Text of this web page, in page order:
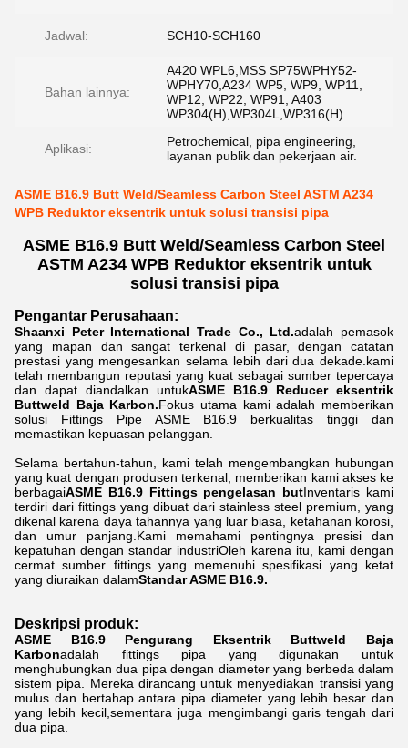
Jadwal: SCH10-SCH160
Bahan lainnya:
A420 WPL6,MSS SP75WPHY52-
WPHY70,A234 WP5, WP9, WP11,
WP12, WP22, WP91, A403
WP304(H),WP304L,WP316(H)
Aplikasi:
Petrochemical, pipa engineering,
layanan publik dan pekerjaan air.
ASME B16.9 Butt Weld/Seamless Carbon Steel ASTM A234
WPB Reduktor eksentrik untuk solusi transisi pipa
ASME B16.9 Butt Weld/Seamless Carbon Steel
ASTM A234 WPB Reduktor eksentrik untuk
solusi transisi pipa
Pengantar Perusahaan:
Shaanxi Peter International Trade Co., Ltd.adalah pemasok
yang mapan dan sangat terkenal di pasar, dengan catatan
prestasi yang mengesankan selama lebih dari dua dekade.kami
telah membangun reputasi yang kuat sebagai sumber tepercaya
dan dapat diandalkan untukASME B16.9 Reducer eksentrik
Buttweld Baja Karbon.Fokus utama kami adalah memberikan
solusi Fittings Pipe ASME B16.9 berkualitas tinggi dan
memastikan kepuasan pelanggan.
Selama bertahun-tahun, kami telah mengembangkan hubungan
yang kuat dengan produsen terkenal, memberikan kami akses ke
berbagaiASME B16.9 Fittings pengelasan butInventaris kami
terdiri dari fittings yang dibuat dari stainless steel premium, yang
dikenal karena daya tahannya yang luar biasa, ketahanan korosi,
dan umur panjang.Kami memahami pentingnya presisi dan
kepatuhan dengan standar industriOleh karena itu, kami dengan
cermat sumber fittings yang memenuhi spesifikasi yang ketat
yang diuraikan dalamStandar ASME B16.9.
Deskripsi produk:
ASME B16.9 Pengurang Eksentrik Buttweld Baja
Karbonadalah fittings pipa yang digunakan untuk
menghubungkan dua pipa dengan diameter yang berbeda dalam
sistem pipa. Mereka dirancang untuk menyediakan transisi yang
mulus dan bertahap antara pipa diameter yang lebih besar dan
yang lebih kecil,sementara juga mengimbangi garis tengah dari
dua pipa.